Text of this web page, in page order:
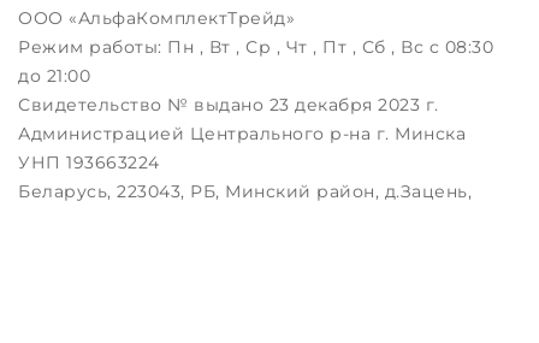
ООО «АльфаКомплектТрейд»
Режим работы: Пн , Вт , Ср , Чт , Пт , Сб , Вс c 08:30
до 21:00
Свидетельство № выдано 23 декабря 2023 г.
Администрацией Центрального р-на г. Минска
УНП 193663224
Беларусь, 223043, РБ, Минский район, д.Зацень,